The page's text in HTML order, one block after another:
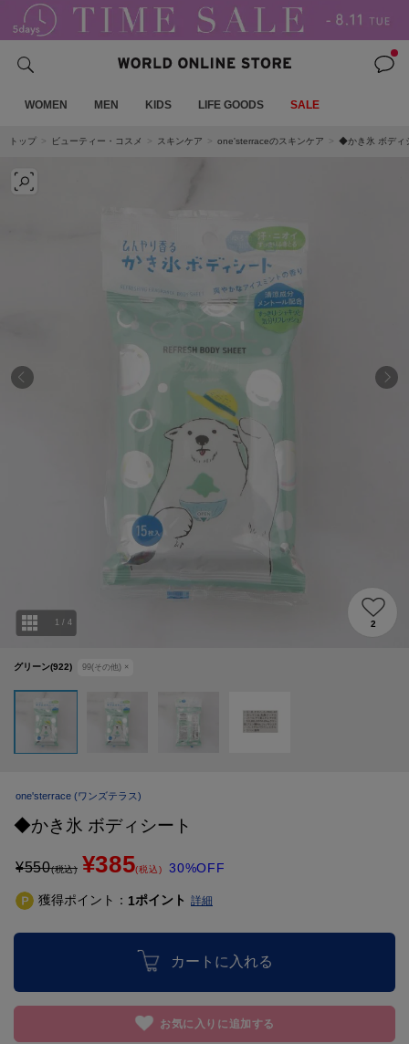
WOMEN MEN KIDS LIFE GOODS SALE
トップ ビューティー・コスメ スキンケア one'sterraceのスキンケア ◆かき氷 ボディ
グリーン(922) 99(その他) ×
1 / 4 2
one'sterrace (ワンズテラス)
◆かき氷 ボディシート
¥550(税込) ¥385(税込) 30%OFF
獲得ポイント： 1ポイント 詳細
カートに入れる
お気に入りに追加する